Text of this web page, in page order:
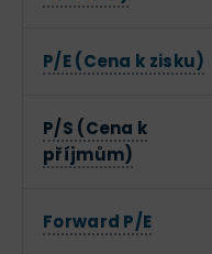
P/E (Cena k zisku)
P/S (Cena k
příjmům)
Forward P/E